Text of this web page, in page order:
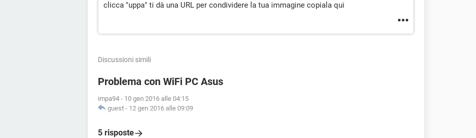
clicca "uppa" ti dà una URL per condividere la tua immagine copiala qui
Discussioni simili
Problema con WiFi PC Asus
impa94 - 10 gen 2016 alle 04:15
guest - 12 gen 2016 alle 09:09
5 risposte